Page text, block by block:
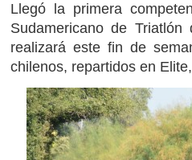
Llegó la primera
Sudamericano de
realizará este fin de
chilenos, repartidos en